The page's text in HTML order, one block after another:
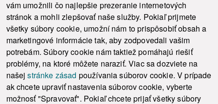
vám umožnili čo najlepšie prezeranie internetových
stránok a mohli zlepšovať naše služby. Pokiaľ prijmete
všetky súbory cookie, umožní nám to prispôsobiť obsah a
marketingové informácie tak, aby zodpovedali vašim
potrebám. Súbory cookie nám taktiež pomáhajú riešiť
problémy, na ktoré môžete naraziť. Viac sa dozviete na
našejstránke zásad používania súborov cookie. V prípade
ak chcete upraviť nastavenia súborov cookie, vyberte
možnosť "Spravovať". Pokiaľ chcete prijať všetky súbory
Odoslať
© 2021-2026 ku.sk. Všetky práva vyhradené. | Ochrana osobných údajov
Vyhlásenie o prístupnosti |
Admin
This site is protected by reCAPTCHA and the Google Privacy Policy and Terms of